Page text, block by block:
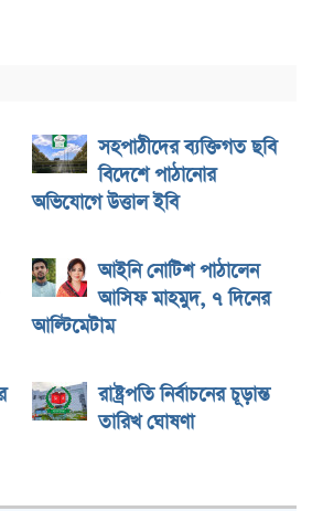
সহপাঠীদের ব্যক্তিগত ছবি
বিদেশে পাঠানোর
অভিযোগে উত্তাল ইবি
আইনি নোটিশ পাঠালেন
আসিফ মাহমুদ, ৭ দিনের
আল্টিমেটাম
রাষ্ট্রপতি নির্বাচনের চূড়ান্ত
তারিখ ঘোষণা